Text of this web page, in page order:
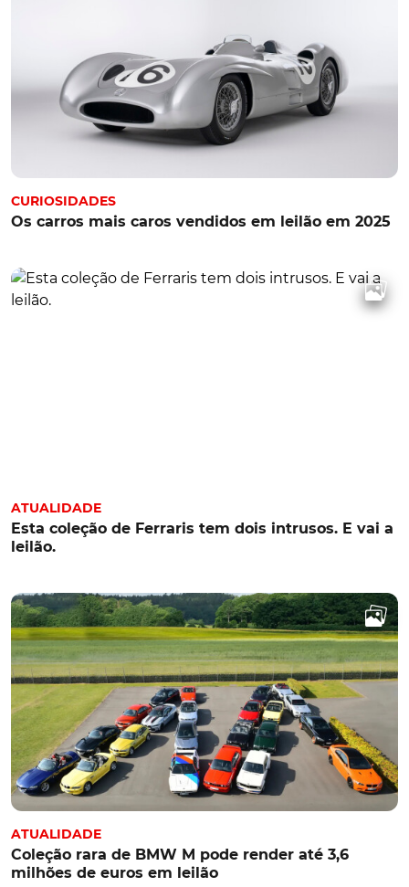
CURIOSIDADES
Os carros mais caros vendidos em leilão em 2025
ATUALIDADE
Esta coleção de Ferraris tem dois intrusos. E vai a
leilão.
ATUALIDADE
Coleção rara de BMW M pode render até 3,6
milhões de euros em leilão